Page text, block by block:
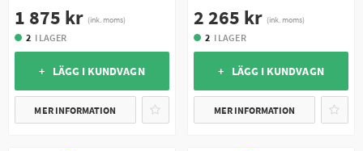
1 875 kr (ink. moms)
2 I LAGER
+ LÄGG I KUNDVAGN
MER INFORMATION
2 265 kr (ink. moms)
2 I LAGER
+ LÄGG I KUNDVAGN
MER INFORMATION